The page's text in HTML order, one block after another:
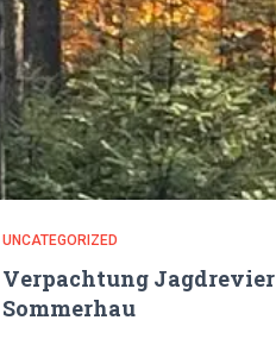
UNCATEGORIZED
Verpachtung Jagdrevier
Sommerhau